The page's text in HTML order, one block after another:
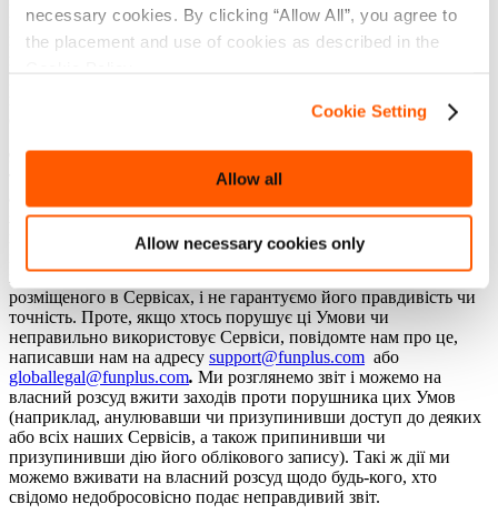
necessary cookies. By clicking “Allow All”, you agree to
the placement and use of cookies as described in the
Cookie Setting
Allow all
Allow necessary cookies only
надсилання UGC чи не намагатиметеся стягнути плату за
його використання. Крім того, ви гарантуєте та запевняєте,
надсилання жодним чином не порушує права будь-якої іншої
9.3Ми або залучені нами треті сторони можемо контролювати
та/або модерувати UGC, але ми не гарантуємо точність, якість
якій частині Сервісів. Використовуючи наші Сервіси, ви
погоджуєтеся з тим, що ви можете ознайомлюватися з
матеріалами, які ви можете вважати образливими чи
неприйнятними. Ми не підтримуємо жодного UGC,
розміщеного в Сервісах, і не гарантуємо його правдивість чи
точність. Проте, якщо хтось порушує ці Умови чи
неправильно використовує Сервіси, повідомте нам про це,
написавши нам на адресу support@funplus.com або
globallegal@funplus.com. Ми розглянемо звіт і можемо на
власний розсуд вжити заходів проти порушника цих Умов
(наприклад, анулювавши чи призупинивши доступ до деяких
або всіх наших Сервісів, а також припинивши чи
призупинивши дію його облікового запису). Такі ж дії ми
можемо вживати на власний розсуд щодо будь-кого, хто
свідомо недобросовісно подає неправдивий звіт.